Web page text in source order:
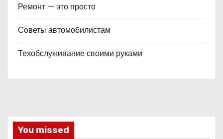
Ремонт — это просто
Советы автомобилистам
Техобслуживание своими руками
You missed